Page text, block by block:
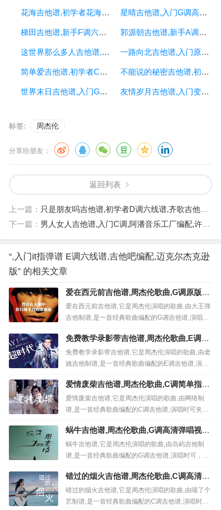
花海吉他谱,初学者花海吉他谱G调指法（小鹿吉他）周杰伦版 星晴吉他谱,入门G调高清版,无限延音编配,周杰伦版
梯田吉他谱,新手F调六线谱,音乐之家编配,周杰伦版 郭源朝吉他谱,新手A调高清版,音艺吉他编配,宋冬野版
这世界那么多人吉他谱,入门吉他谱-莫文蔚（小鹿吉他）版 一路向北吉他谱,入门原调六线谱,凡凡吉他教室编配,周杰伦版
简单爱吉他谱,初学者C调原版,西二吉他编配,周杰伦版 不能说的秘密吉他谱,初学者原调六线谱,凡凡吉他教室编配,周杰伦版
世界末日吉他谱,入门G调精选版,17吉他编配,周杰伦版 友情岁月吉他谱,入门变调夹夹一品,简单吉他编配,郑伊健版
标签: 周杰伦
分享给朋友：
返回列表
上一篇： 只是朋友吗吉他谱,初学者D调六线谱,齐歌吉他编配,林安版
下一篇： 男人女人吉他谱,入门C调,阿潘音乐工厂编配,许茹芸版
“,入门it指弹谱 E调六线谱,吉他吧编配,迈克尔杰克逊
版” 的相关文章
爱在西元前吉他谱,周杰伦歌曲,G调原版六
线谱高清视频教学,附5张六线简谱
爱在西元前吉他谱,它是周杰伦演唱的歌曲,由大王弹
吉他制谱,是一首经典歌曲编配的G调吉他谱,演唱时
可夹变调夹1品，原调为降A调本谱采用G调，非常
好听的弹唱曲谱,下面5张高清曲谱由极网吉它谱为大
家更新分享,有喜欢吉它的朋友欢迎关注！ 视频教程
《爱在西元前》：歌曲一句话解析: 这首歌...
免费教学录影带吉他谱,周杰伦歌曲,E调原
版六线谱高清视频教学,附5张六线简谱
免费教学录影带吉他谱,它是周杰伦演唱的歌曲,由老
姚吉他制谱,是一首经典歌曲编配的E调吉他谱,演唱
时可，原调为G调本谱采用E调，非常好听的弹唱曲
谱,下面5张高清曲谱由极网吉它谱为大家更新分享,
有喜欢吉它的朋友欢迎关注！ 视频教程 《免费教学
录影带》：歌曲一句话解析: 这首歌是周杰伦...
爱情废柴吉他谱,周杰伦歌曲,C调简单指弹
教学简谱,网络六线谱图片
爱情废柴吉他谱,它是周杰伦演唱的歌曲,由网络制
谱,是一首经典歌曲编配的C调吉他谱,演唱时可夹第
二品，原调D本谱采用C调周杰伦非常好听的弹唱曲
谱,下面鸣。完整版高清曲谱由吉他谱大全为大家更
新分享,有喜欢吉它的朋友欢迎关注！ 爱情废柴这首
歌，周杰伦演...
蜗牛吉他谱,周杰伦歌曲,G调高清弹唱视频
教学,附2张弹指六线简谱
蜗牛吉他谱,它是周杰伦演唱的歌曲,由岛屿吉他制
谱,是一首经典歌曲编配的G调吉他谱,演唱时可，原
调为G调本谱采用G调，非常好听的弹唱曲谱,下面2
张高清曲谱由极网吉它谱为大家更新分享,有喜欢吉
它的朋友欢迎关注！ 视频教程 《蜗牛》：原版歌曲
一句话解析: 这首歌曲积极向上，鼓励大众不要被现
错过的烟火吉他谱,周杰伦歌曲,C调高清弹
唱视频教学,附4张弹指六线简谱
错过的烟火吉他谱,它是周杰伦演唱的歌曲,由喵了个
艺制谱,是一首经典歌曲编配的C调吉他谱,演唱时可